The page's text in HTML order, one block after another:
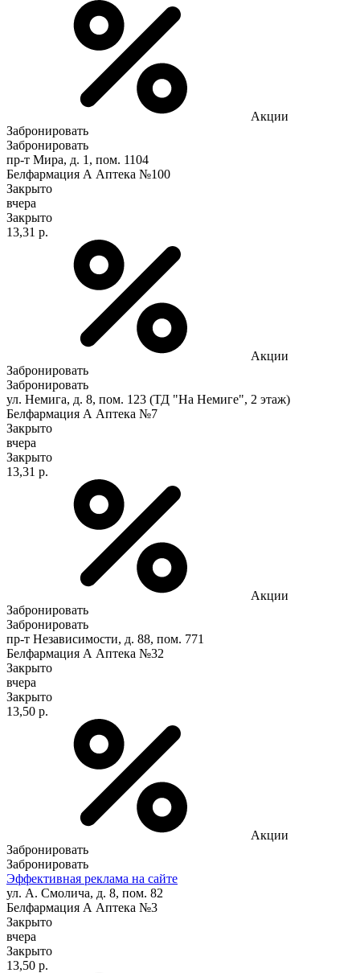
Акции
Забронировать
Забронировать
пр-т Мира, д. 1, пом. 1104
Белфармация А Аптека №100
Закрыто
вчера
Закрыто
13,31 р.
Акции
Забронировать
Забронировать
ул. Немига, д. 8, пом. 123 (ТД "На Немиге", 2 этаж)
Белфармация А Аптека №7
Закрыто
вчера
Закрыто
13,31 р.
Акции
Забронировать
Забронировать
пр-т Независимости, д. 88, пом. 771
Белфармация А Аптека №32
Закрыто
вчера
Закрыто
13,50 р.
Акции
Забронировать
Забронировать
Эффективная реклама на сайте
ул. А. Смолича, д. 8, пом. 82
Белфармация А Аптека №3
Закрыто
вчера
Закрыто
13,50 р.